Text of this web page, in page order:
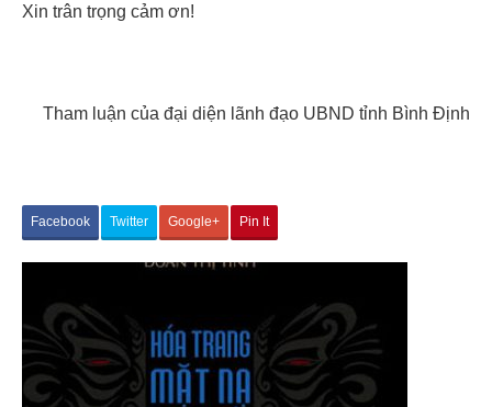
Xin trân trọng cảm ơn!
Tham luận của đại diện lãnh đạo UBND tỉnh Bình Định
Facebook Twitter Google+ Pin It